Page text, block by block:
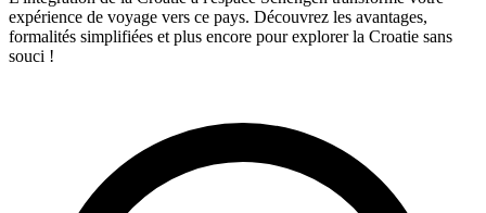
expérience de voyage vers ce pays. Découvrez les avantages,
formalités simplifiées et plus encore pour explorer la Croatie sans
souci !